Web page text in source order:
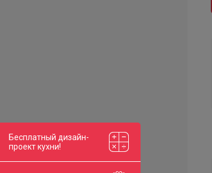
Бесплатный дизайн-
проект кухни!